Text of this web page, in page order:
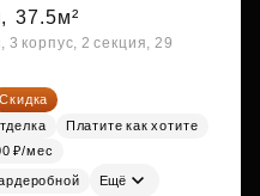
37.5м²
корпус, 2 секция, 29
Скидка
Платите как хотите
₽/мес
Ещё